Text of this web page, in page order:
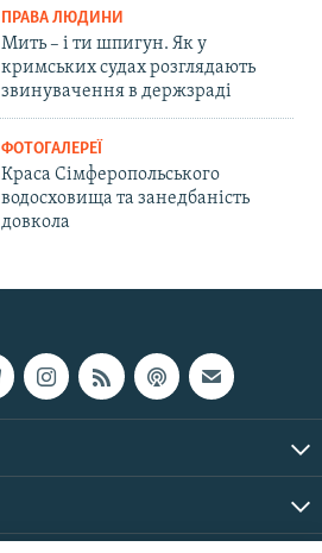
ПРАВА ЛЮДИНИ
Мить – і ти шпигун. Як у
кримських судах розглядають
звинувачення в держзраді
ФОТОГАЛЕРЕЇ
Краса Сімферопольського
водосховища та занедбаність
довкола